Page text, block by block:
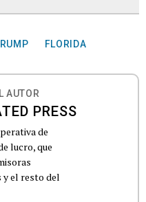
FLORIDA
AUTOR
PRESS
de
lucro, que
y el resto del